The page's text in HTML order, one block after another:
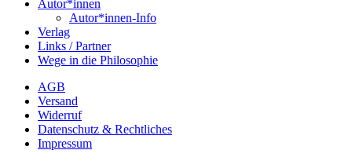
Autor*innen
Autor*innen-Info
Verlag
Links / Partner
Wege in die Philosophie
AGB
Versand
Widerruf
Datenschutz & Rechtliches
Impressum